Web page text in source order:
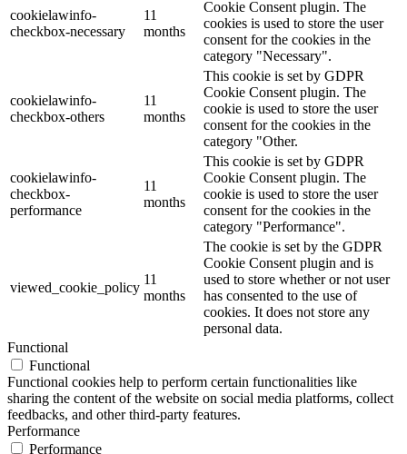
cookielawinfo-
checkbox-necessary
11
months
Cookie Consent plugin. The
cookies is used to store the user
consent for the cookies in the
category "Necessary".
cookielawinfo-
checkbox-others
11
months
This cookie is set by GDPR
Cookie Consent plugin. The
cookie is used to store the user
consent for the cookies in the
category "Other.
cookielawinfo-
checkbox-
performance
11
months
This cookie is set by GDPR
Cookie Consent plugin. The
cookie is used to store the user
consent for the cookies in the
category "Performance".
viewed_cookie_policy
11
months
The cookie is set by the GDPR
Cookie Consent plugin and is
used to store whether or not user
has consented to the use of
cookies. It does not store any
personal data.
Functional
Functional
Functional cookies help to perform certain functionalities like
sharing the content of the website on social media platforms, collect
feedbacks, and other third-party features.
Performance
Performance